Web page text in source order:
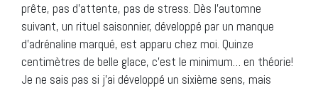
prête, pas d’attente, pas de stress. Dès l’automne
suivant, un rituel saisonnier, développé par un manque
d’adrénaline marqué, est apparu chez moi. Quinze
centimètres de belle glace, c’est le minimum… en théorie!
Je ne sais pas si j’ai développé un sixième sens, mais